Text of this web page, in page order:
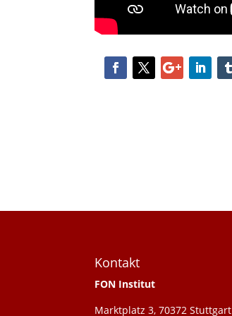
Kontakt
FON Institut
Marktplatz 3, 70372 Stuttgart